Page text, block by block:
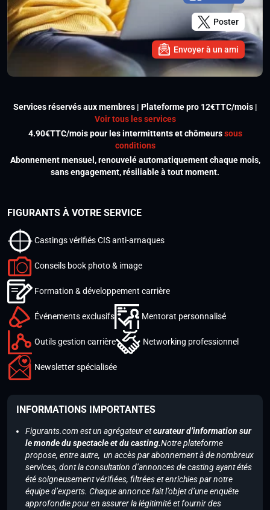
Poster
Envoyer à un ami
Services réservés aux membres | Plateforme pro 12€TTC/mois |
Voir tous les services
4.90€TTC/mois pour les intermittents et chômeurssous
conditions
Abonnement mensuel, renouvelé automatiquement chaque mois,
sans engagement, résiliable à tout moment.
FIGURANTS À VOTRE SERVICE
Castings vérifiés CIS anti-arnaques
Conseils book photo & image
Formation & développement carrière
Événements exclusifs Mentorat personnalisé
Outils gestion carrière Networking professionnel
Newsletter spécialisée
INFORMATIONS IMPORTANTES
Figurants.com est un agrégateur etcurateur d’information sur
le monde du spectacle et du casting.Notre plateforme
propose, entre autre, un accès par abonnement à de nombreux
services, dont la consultation d’annonces de casting ayant étés
été soigneusement vérifiées, filtrées et enrichies par notre
équipe d’experts. Chaque annonce fait l’objet d’une enquête
approfondie pour en assurer la légitimité et fournir des